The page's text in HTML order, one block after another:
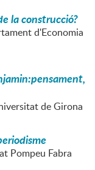
la construcció?
d'Economia
de Girona
Pompeu Fabra